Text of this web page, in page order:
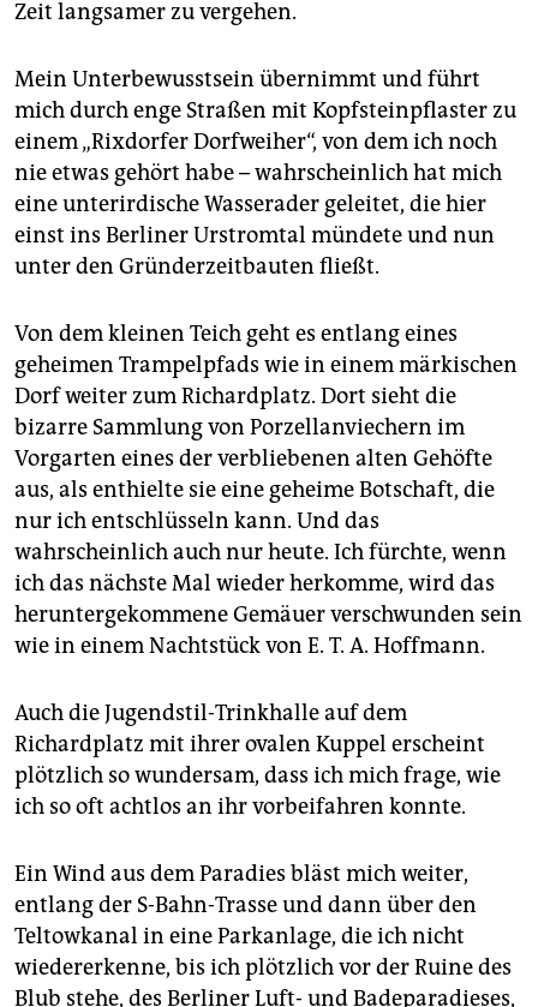
Zeit langsamer zu vergehen.
Mein Unterbewusstsein übernimmt und führt
mich durch enge Straßen mit Kopfsteinpflaster zu
einem „Rixdorfer Dorfweiher“, von dem ich noch
nie etwas gehört habe – wahrscheinlich hat mich
eine unterirdische Wasserader geleitet, die hier
einst ins Berliner Urstromtal mündete und nun
unter den Gründerzeitbauten fließt.
Von dem kleinen Teich geht es entlang eines
geheimen Trampelpfads wie in einem märkischen
Dorf weiter zum Richardplatz. Dort sieht die
bizarre Sammlung von Porzellanviechern im
Vorgarten eines der verbliebenen alten Gehöfte
aus, als enthielte sie eine geheime Botschaft, die
nur ich entschlüsseln kann. Und das
wahrscheinlich auch nur heute. Ich fürchte, wenn
ich das nächste Mal wieder herkomme, wird das
heruntergekommene Gemäuer verschwunden sein
wie in einem Nachtstück von E. T. A. Hoffmann.
Auch die Jugendstil-Trinkhalle auf dem
Richardplatz mit ihrer ovalen Kuppel erscheint
plötzlich so wundersam, dass ich mich frage, wie
ich so oft achtlos an ihr vorbeifahren konnte.
Ein Wind aus dem Paradies bläst mich weiter,
entlang der S-Bahn-Trasse und dann über den
Teltowkanal in eine Parkanlage, die ich nicht
wiedererkenne, bis ich plötzlich vor der Ruine des
Blub stehe, des Berliner Luft- und Badeparadieses,